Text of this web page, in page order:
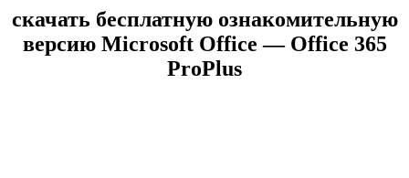
скачать бесплатную ознакомительную
версию Microsoft Office — Office 365
ProPlus